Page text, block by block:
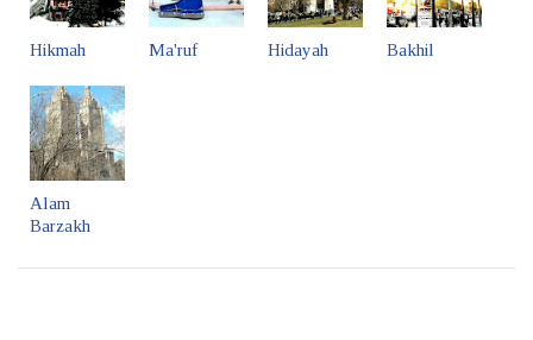
Hikmah Ma'ruf Hidayah Bakhil
Alam
Barzakh